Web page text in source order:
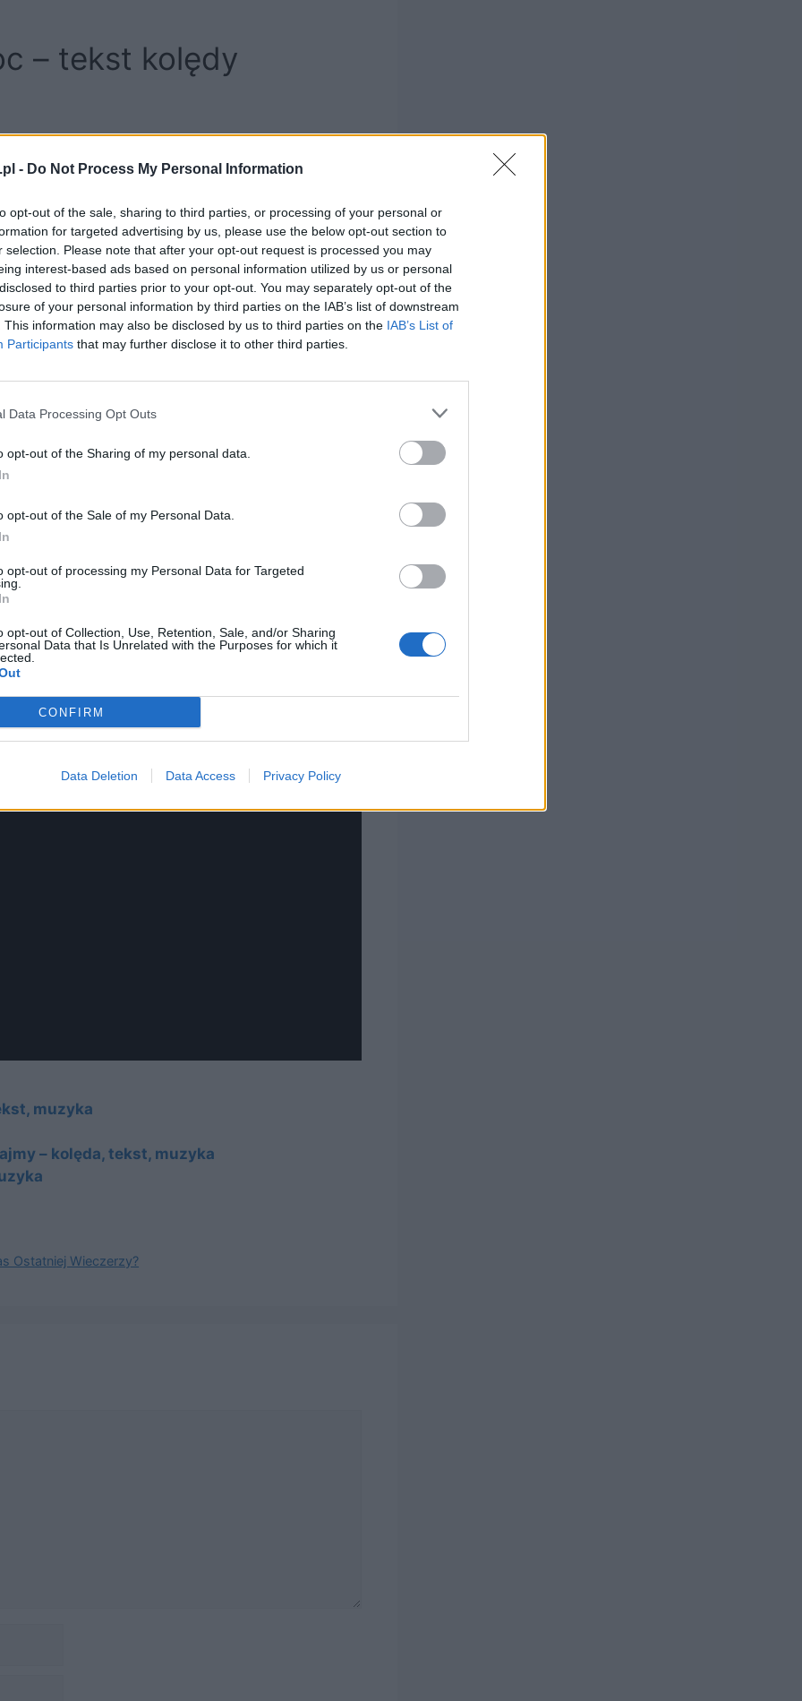
- Do Not Process My Personal Information
opt-out of the sale, sharing to third parties, or processing of your personal or
for targeted advertising by us, please use the below opt-out section to
selection. Please note that after your opt-out request is processed you may
interest-based ads based on personal information utilized by us or personal
to third parties prior to your opt-out. You may separately opt-out of the
of your personal information by third parties on the IAB’s list of downstream
This information may also be disclosed by us to third parties on the IAB’s List of
Participants that may further disclose it to other third parties.
Data Processing Opt Outs
opt-out of the Sharing of my personal data.
opt-out of the Sale of my Personal Data.
opt-out of processing my Personal Data for Targeted
opt-out of Collection, Use, Retention, Sale, and/or Sharing
Data that Is Unrelated with the Purposes for which it
CONFIRM
Data Deletion Data Access Privacy Policy
– tekst kolędy
– muzyka
muzyka
– kolęda, tekst, muzyka
Ostatniej Wieczerzy?